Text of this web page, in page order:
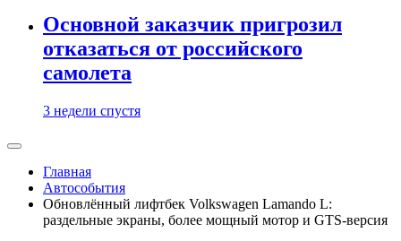
Основной заказчик пригрозил
отказаться от российского
самолета
3 недели спустя
Главная
Автособытия
Обновлённый лифтбек Volkswagen Lamando L:
раздельные экраны, более мощный мотор и GTS-версия